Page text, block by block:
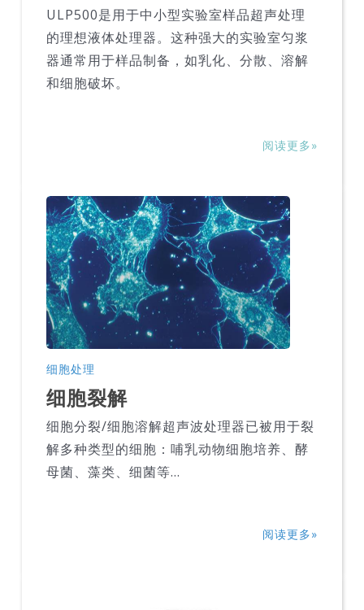
ULP500是用于中小型实验室样品超声处理
的理想液体处理器。这种强大的实验室匀浆
器通常用于样品制备，如乳化、分散、溶解
和细胞破坏。
阅读更多»
细胞处理
细胞裂解
细胞分裂/细胞溶解超声波处理器已被用于裂
解多种类型的细胞：哺乳动物细胞培养、酵
母菌、藻类、细菌等…
阅读更多»